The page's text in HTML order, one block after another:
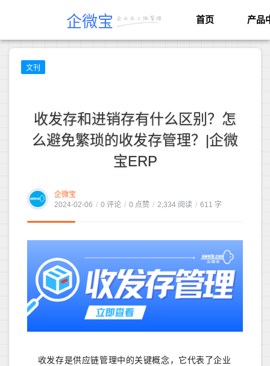
企微宝 首页 产品
文刊
收发存和进销存有什么区别？怎
么避免繁琐的收发存管理？|企微
宝ERP
企微宝
2024-02-06 / 0 评论 / 0 点赞 / 2,334 阅读 / 611 字
收发存是供应链管理中的关键概念，它代表了企业